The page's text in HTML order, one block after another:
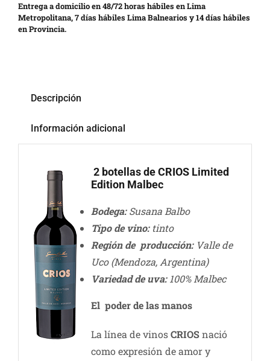
Entrega a domicilio en 48/72 horas hábiles en Lima
Metropolitana, 7 días hábiles Lima Balnearios y 14 días hábiles
en Provincia.
Descripción
Información adicional
2 botellas de CRIOS Limited
Edition Malbec
Bodega:Susana Balbo
Tipo de vino: tinto
Región de producción:Valle de
Uco (Mendoza, Argentina)
Variedad de uva:100% Malbec
El poder de las manos
La línea de vinosCRIOSnació
como expresión de amor y